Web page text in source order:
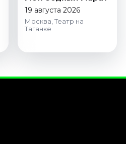
19 августа 2026
Москва, Театр на
Таганке